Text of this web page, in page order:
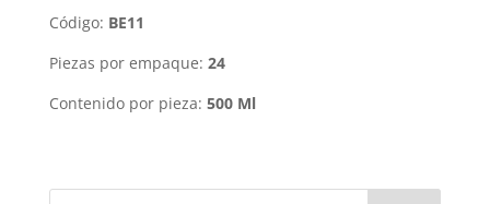
Código: BE11
Piezas por empaque: 24
Contenido por pieza: 500 Ml